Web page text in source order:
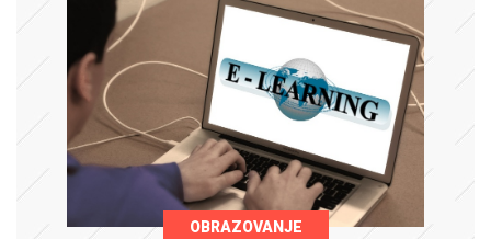
OBRAZOVANJE